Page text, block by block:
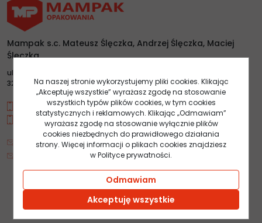
Mampak s.c. Mateusz Ślęczka, Andrzej Ślęczka, Maciej
Ślęczka
ul.Łany 4
32-020 Wieliczka
+48 784 20 90 90
+48 600 077 052
sklep@mampak.pl
Na naszej stronie wykorzystujemy pliki cookies. Klikając
„Akceptuję wszystkie” wyrażasz zgodę na stosowanie
wszystkich typów plików cookies, w tym cookies
statystycznych i reklamowych. Klikając „Odmawiam”
wyrażasz zgodę na stosowanie wyłącznie plików
cookies niezbędnych do prawidłowego działania
strony. Więcej informacji o plikach cookies znajdziesz
w Polityce prywatności.
Odmawiam
Akceptuję wszystkie